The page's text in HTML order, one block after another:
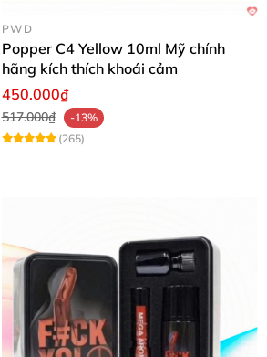
PWD
Popper C4 Yellow 10ml Mỹ chính
hãng kích thích khoái cảm
450.000₫
517.000₫
-13%
(265)